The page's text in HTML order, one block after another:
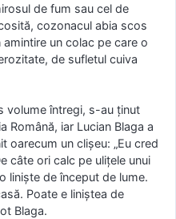
de fum sau cel de
cozonacul abia scos
un colac pe care o
de sufletul cuiva
volume întregi, s-au ținut
Română, iar Lucian Blaga a
oarecum un clișeu: „Eu cred
câte ori calc pe ulițele unui
liniște de început de lume.
Poate e liniștea de
Blaga.